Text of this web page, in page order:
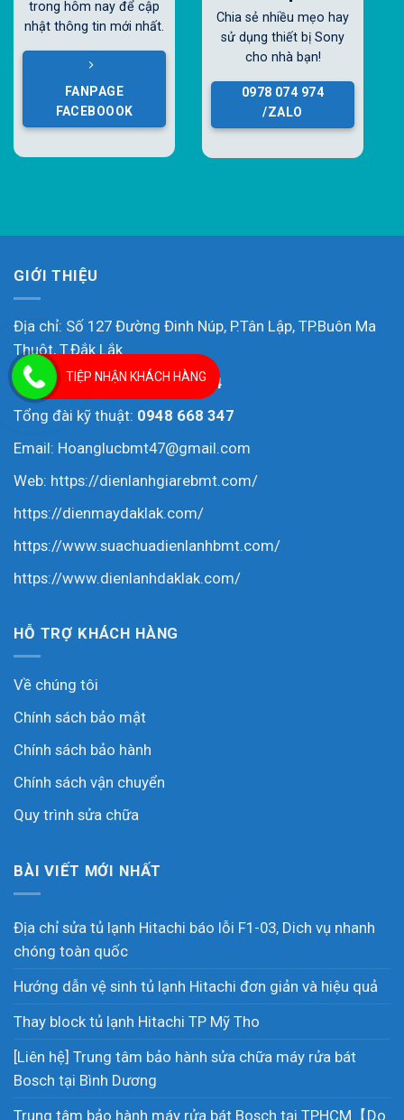
trong hôm nay để cập
nhật thông tin mới nhất.
FANPAGE
FACEBOOOK
Chia sẻ nhiều mẹo hay
sử dụng thiết bị Sony
cho nhà bạn!
0978 074 974
/ZALO
GIỚI THIỆU
Địa chỉ: Số 127 Đường Đinh Núp, P.Tân Lập, TP.Buôn Ma
Thuột, T.Đắk Lắk
Tổng đài tư vấn:0978 074 974
Tổng đài kỹ thuật: 0948 668 347
Email: Hoanglucbmt47@gmail.com
Web: https://dienlanhgiarebmt.com/
https://dienmaydaklak.com/
https://www.suachuadienlanhbmt.com/
https://www.dienlanhdaklak.com/
HỖ TRỢ KHÁCH HÀNG
Về chúng tôi
Chính sách bảo mật
Chính sách bảo hành
Chính sách vận chuyển
Quy trình sửa chữa
BÀI VIẾT MỚI NHẤT
Địa chỉ sửa tủ lạnh Hitachi báo lỗi F1-03, Dich vụ nhanh
chóng toàn quốc
Hướng dẫn vệ sinh tủ lạnh Hitachi đơn giản và hiệu quả
Thay block tủ lạnh Hitachi TP Mỹ Tho
[Liên hệ] Trung tâm bảo hành sửa chữa máy rửa bát
Bosch tại Bình Dương
Trung tâm bảo hành máy rửa bát Bosch tại TPHCM【Do
TIỆP NHẬN KHÁCH HÀNG